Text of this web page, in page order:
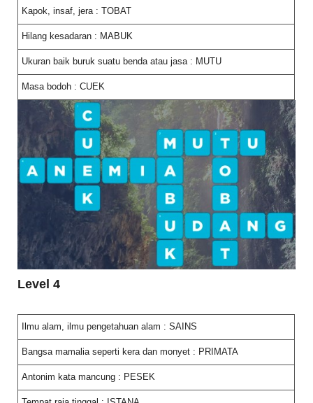
Kapok, insaf, jera : TOBAT
Hilang kesadaran : MABUK
Ukuran baik buruk suatu benda atau jasa : MUTU
Masa bodoh : CUEK
Level 4
Ilmu alam, ilmu pengetahuan alam : SAINS
Bangsa mamalia seperti kera dan monyet : PRIMATA
Antonim kata mancung : PESEK